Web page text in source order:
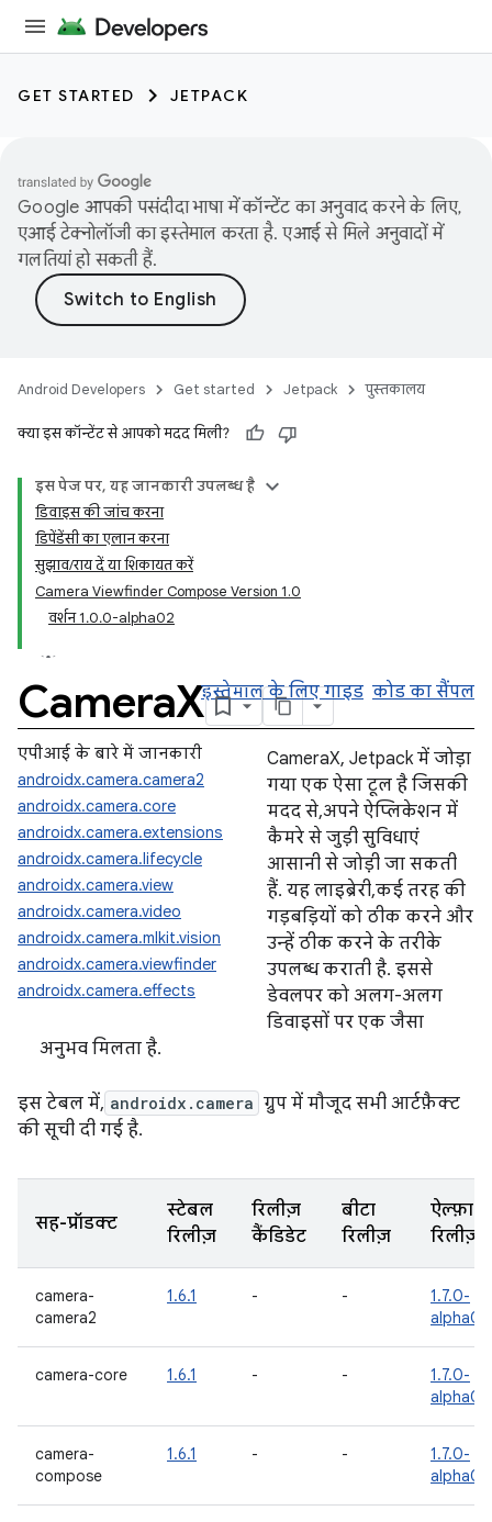
GET STARTED JETPACK
Google आपकी पसंदीदा भाषा में कॉन्टेंट का अनुवाद करने के लिए,
एआई टेक्नोलॉजी का इस्तेमाल करता है. एआई से मिले अनुवादों में
गलतियां हो सकती हैं.
Android Developers Get started Jetpack पुस्तकालय
क्या इस कॉन्टेंट से आपको मदद मिली?
इस पेज पर, यह जानकारी उपलब्ध है
डिवाइस की जांच करना
डिपेंडेंसी का एलान करना
सुझाव/राय दें या शिकायत करें
Camera Viewfinder Compose Version 1.0
वर्शन 1.0.0-alpha02
CameraXइस्तेमाल के लिए गाइड कोड का सैंपल
एपीआई के बारे में जानकारी
androidx.camera.camera2
androidx.camera.core
androidx.camera.extensions
androidx.camera.lifecycle
androidx.camera.view
androidx.camera.video
androidx.camera.mlkit.vision
androidx.camera.viewfinder
androidx.camera.effects
CameraX, Jetpack में जोड़ा
गया एक ऐसा टूल है जिसकी
मदद से, अपने ऐप्लिकेशन में
कैमरे से जुड़ी सुविधाएं
आसानी से जोड़ी जा सकती
हैं. यह लाइब्रेरी, कई तरह की
गड़बड़ियों को ठीक करने और
उन्हें ठीक करने के तरीके
उपलब्ध कराती है. इससे
डेवलपर को अलग-अलग
डिवाइसों पर एक जैसा
अनुभव मिलता है.
इस टेबल में, androidx.camera ग्रुप में मौजूद सभी आर्टफ़ैक्ट
की सूची दी गई है.
सह-प्रॉडक्ट
स्टेबल
रिलीज़
रिलीज़
कैंडिडेट
बीटा
रिलीज़
ऐल्फ़ा
रिलीज़
camera-
camera2
1.6.1 - -
1.7.0-
alpha02
camera-core 1.6.1 - -
1.7.0-
alpha02
camera-
compose
1.6.1 - -
1.7.0-
alpha02